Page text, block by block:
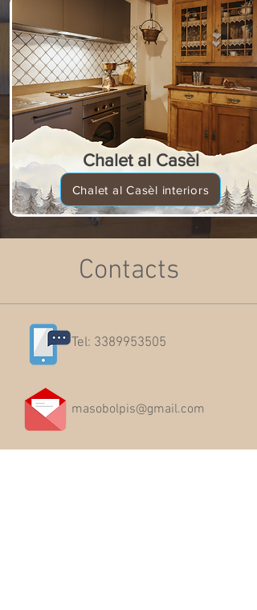
Chalet al Casèl
Chalet al Casèl interiors
Contacts
Tel: 3389953505
masobolpis@gmail.com